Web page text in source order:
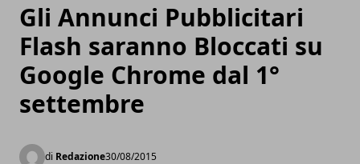
Gli Annunci Pubblicitari
Flash saranno Bloccati su
Google Chrome dal 1°
settembre
di Redazione30/08/2015